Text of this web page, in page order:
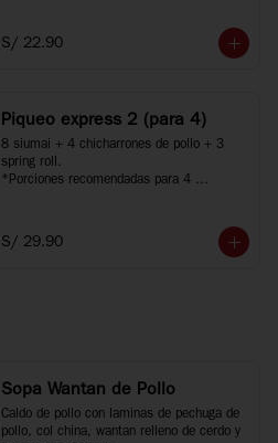
S/ 22.90
Piqueo express 2 (para 4)
8 siumai + 4 chicharrones de pollo + 3
spring roll.
*Porciones recomendadas para 4
S/ 29.90
Sopa Wantan de Pollo
Caldo de pollo con laminas de pechuga de
pollo, col china, wantan relleno de cerdo y